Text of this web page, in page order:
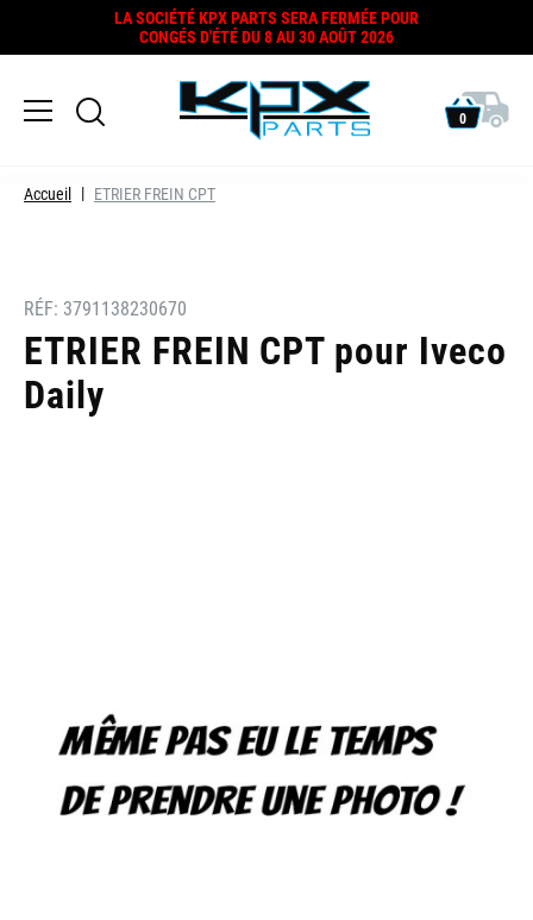
LA SOCIÉTÉ KPX PARTS SERA FERMÉE POUR
CONGÉS D'ÉTÉ DU 8 AU 30 AOÛT 2026
0
Accueil ETRIER FREIN CPT
RÉF: 3791138230670
ETRIER FREIN CPT pour Iveco
Daily